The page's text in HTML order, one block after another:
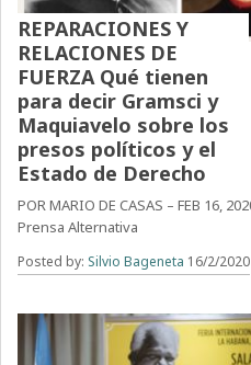
REPARACIONES Y
RELACIONES DE
FUERZA Qué tienen
para decir Gramsci y
Maquiavelo sobre los
presos políticos y el
Estado de Derecho
POR MARIO DE CASAS – FEB 16,
Prensa Alternativa
Posted by: Silvio Bageneta 16/2/2020